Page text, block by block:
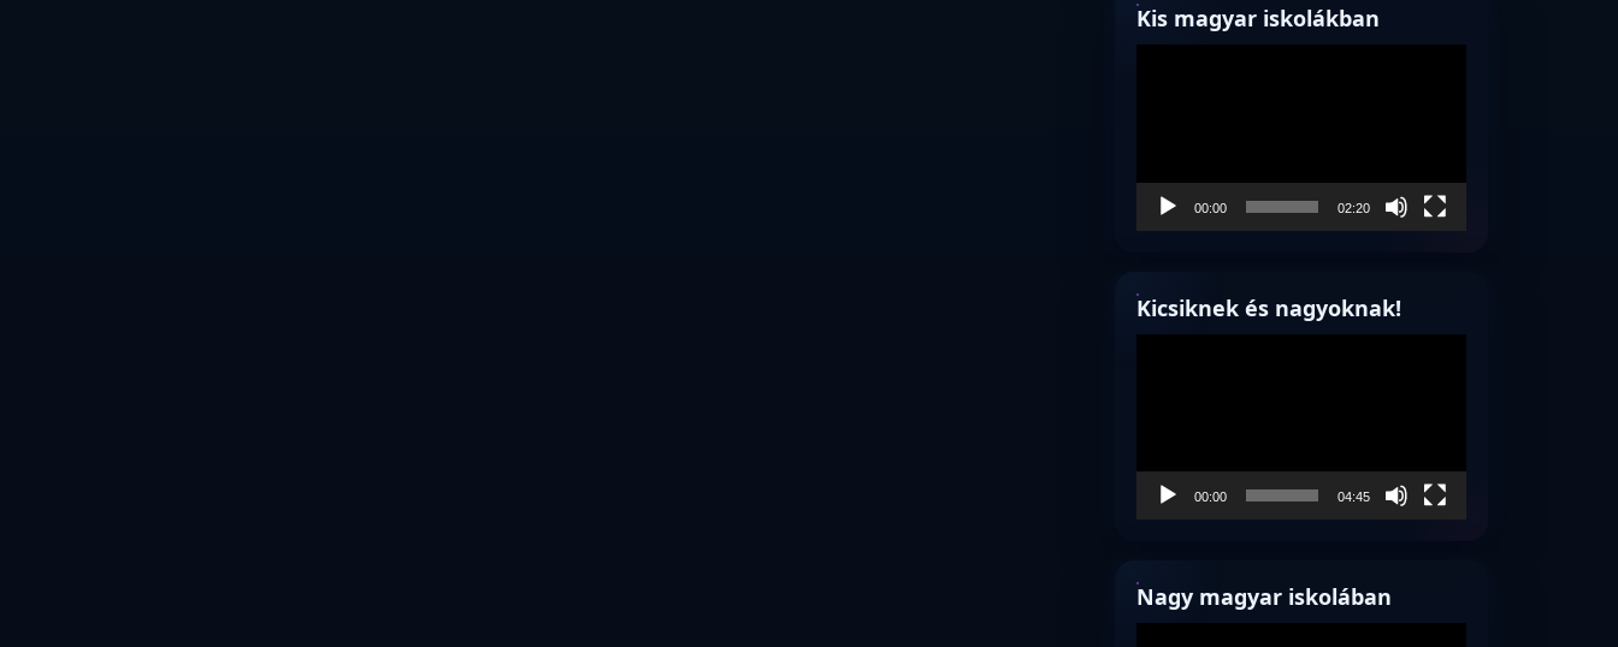
Kis magyar iskolákban
00:00 02:20
Kicsiknek és nagyoknak!
00:00 04:45
Nagy magyar iskolában